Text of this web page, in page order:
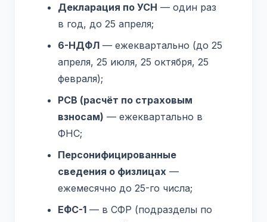
Декларация по УСН — один раз
в год, до 25 апреля;
6-НДФЛ — ежеквартально (до 25
апреля, 25 июля, 25 октября, 25
февраля);
РСВ (расчёт по страховым
взносам) — ежеквартально в
ФНС;
Персонифицированные
сведения о физлицах —
ежемесячно до 25-го числа;
ЕФС-1 — в СФР (подразделы по